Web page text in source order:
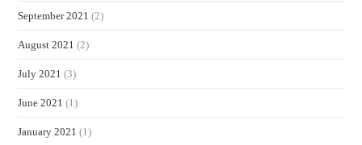
September 2021 (2)
August 2021 (2)
July 2021 (3)
June 2021 (1)
January 2021 (1)